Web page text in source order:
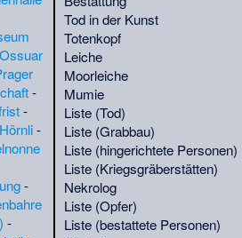
im
Scholtyseck(BIO
Eriksen( POL)· Eryops
Eugen Büchner
d’Eichthal(Soz
Eutemnospondyli
Moshack(QS-7.1.
Calzavara(POL
Özcep(GW)·Filippo
Bonanni( BIO)·
Folchaid( Germanen)·
Franciszek Górski
(Botaniker)(BIO)·
Bayer(BIO )·Frederick
Ossuar
-
-
-
-
-
Tod in der Kunst
Totenkopf
Leiche
Moorleiche
Mumie
Liste (Tod)
Liste (Grabbau)
Liste (hingerichtete Personen)
Liste (Kriegsgräberstätten)
Nekrolog
Liste (Opfer)
Liste (bestattete Personen)